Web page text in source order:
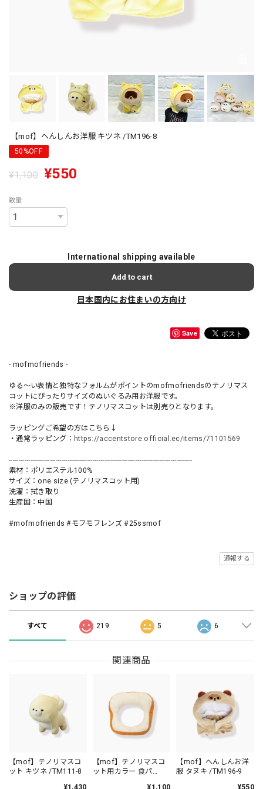
【mof】へんしんお洋服 キツネ /TM196-8
50%OFF
¥1,100 ¥550
数量
International shipping available
Add to cart
日本国内にお住まいの方向け
Save
- mofmofriends -
ゆる〜い表情と独特なフォルムがポイントのmofmofriendsのテノリマス
コットにぴったりサイズのぬいぐるみ用お洋服です。
※洋服のみの販売です！テノリマスコットは別売りとなります。
ラッピングご希望の方はこちら↓
・通常ラッピング： https://accentstore.official.ec/items/71101569
----------------------------------------------------------------------------------------------
素材：ポリエステル100%
サイズ：one size (テノリマスコット用)
洗濯：拭き取り
生産国：中国
#mofmofriends #モフモフレンズ #25ssmof
通報する
ショップの評価
すべて 219 5 6
関連商品
【mof】テノリマスコ
ット キツネ /TM111-8
¥1,430
【mof】テノリマスコ
ット用カラー 食パ
¥1,100
【mof】へんしんお洋
服 タヌキ /TM196-9
¥550